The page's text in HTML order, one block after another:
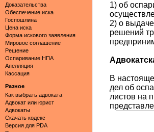
Доказательства
Обеспечение иска
Госпошлина
Цена иска
Форма искового заявления
Мировое соглашение
Решение
Оспаривание НПА
Апелляция
Кассация
Разное
Как выбрать адвоката
Адвокат или юрист
Адвокаты
Скачать кодекс
Версия для PDA
1) об
2) о
решений
В
дел об
листов на